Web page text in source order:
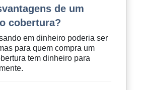
de um
cobertura?
em dinheiro poderia ser
para quem compra um
tem dinheiro para